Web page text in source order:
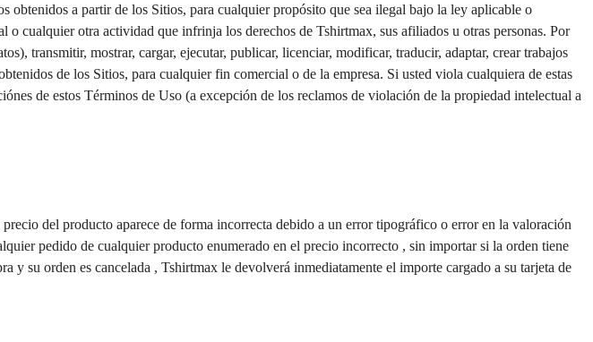
a partir de los Sitios, para cualquier propósito que sea ilegal bajo la ley aplicable o
cualquier otra actividad que infrinja los derechos de Tshirtmax, sus afiliados u otras personas. Por
transmitir, mostrar, cargar, ejecutar, publicar, licenciar, modificar, traducir, adaptar, crear trabajos
de los Sitios, para cualquier fin comercial o de la empresa. Si usted viola cualquiera de estas
de estos Términos de Uso (a excepción de los reclamos de violación de la propiedad intelectual a
del producto aparece de forma incorrecta debido a un error tipográfico o error en la valoración
pedido de cualquier producto enumerado en el precio incorrecto , sin importar si la orden tiene
y su orden es cancelada , Tshirtmax le devolverá inmediatamente el importe cargado a su tarjeta de